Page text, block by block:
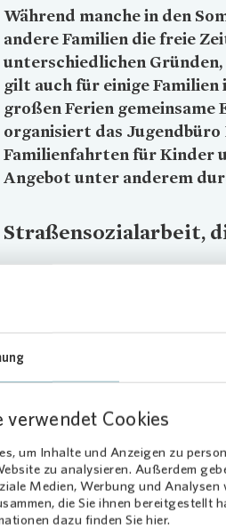
verwendet Cookies
um Inhalte und Anzeigen zu
zu analysieren. Außerdem
Medien, Werbung und
die Sie ihnen bereitgestellt
dazu finden Sie hier.
Während manche in den
andere Familien die freie
unterschiedlichen
gilt auch für einige
großen Ferien gemeinsame
organisiert das
Familienfahrten für Kinder
Angebot unter anderem
Straßensozialarbeit,
Das Jugendbüro Mettenhof erreicht
schwierigen Verhältnissen und
Bildungsangeboten.
Zuhören, begleiten,
Neben der aufsuchenden Arbeit im
Gruppenangebote, Einzelfallhilfe
stattfindenden Sommerfahrten sind
Gemeinschaftserlebnisse, öffnen